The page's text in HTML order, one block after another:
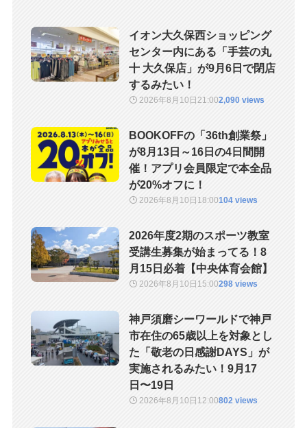
イオン大久保西ショッピング
センター内にある「手芸の丸
十 大久保店」が9月6日で閉店
するみたい！
2026年8月10日21:002,090 views
BOOKOFFの「36th創業祭」
が8月13日～16日の4日間開
催！アプリ会員限定で本全品
が20%オフに！
2026年8月10日 18:00104 views
2026年度2期のスポーツ教室
受講生募集が始まってる！8
月15日必着【中央体育会館】
2026年8月10日 15:00298 views
神戸須磨シーワールドで神戸
市在住の65歳以上を対象とし
た「敬老の日感謝DAYS」が
実施されるみたい！9月17
日〜19日
2026年8月10日 12:00802 views